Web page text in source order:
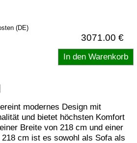
(DE)
3071.00 €
modernes Design mit
und bietet höchsten Komfort
Breite von 218 cm und einer
cm ist es sowohl als Sofa als